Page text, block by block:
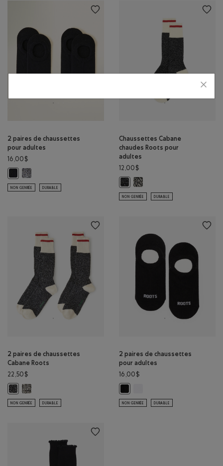
2 paires de chaussettes
pour adultes
16,00$
2 paires de chaussettes pour adultes: NOIR Couleur
2 paires de chaussettes pour adultes: SEL ET POIVRE Couleur
NON GENRÉE DURABLE
Chaussettes Cabane
chaudes Roots pour
adultes
12,00$
Chaussettes Cabane chaudes
Chaussettes Cabane chaudes
NON GENRÉE DURABLE
2 paires de chaussettes
Cabane Roots
22,50$
2 paires de chaussettes Cabane Roots : MÉLANGE NOIR Couleur
2 paires de chaussettes Cabane Roots : GRIS MLNG D'AVOINE
NON GENRÉE DURABLE
2 paires de chaussettes
pour adultes
16,00$
NON GENRÉE DURABLE